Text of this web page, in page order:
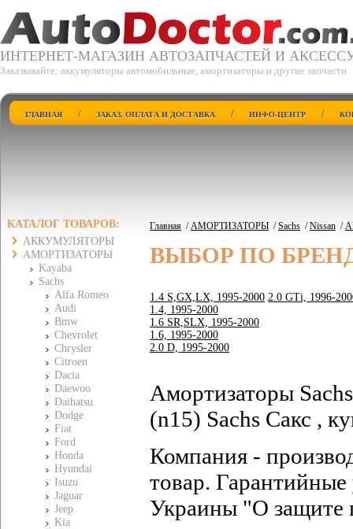
ИНТЕРНЕТ-МАГАЗИН АВТОЗАПЧАСТЕЙ И
Заказывайте: аккумуляторы автомобильные, амортизаторы и другие запчасти
ГЛАВНАЯ / ЗАКАЗ, ОПЛАТА И ДОСТАВКА / ИНФО-ЦЕНТР /
КАТАЛОГ ТОВАРОВ:
АККУМУЛЯТОРЫ
АМОРТИЗАТОРЫ
Kayaba
Sachs
Alfa Romeo
Audi
Bmw
Chevrolet
Chrysler
Citroen
Dacia
Daewoo
Daihatsu
Dodge
Fiat
Ford
Honda
Hyundai
Isuzu
Jaguar
Jeep
Kia
Главная /АМОРТИЗАТОРЫ /Sachs /Nissan /
ВЫБОР ПО
1.4 S,GX,LX, 1995-2000
1.4, 1995-2000
1.6 SR,SLX, 1995-2000
1.6, 1995-2000
2.0 D, 1995-2000
2.0 GTi, 1996-
Амортизаторы
(n15) Sachs Сакс ,
Компания -
товар. Гарантийные
Украины "О защите